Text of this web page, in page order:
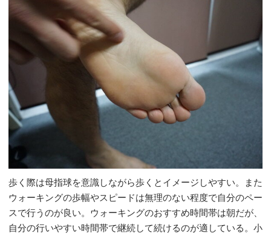
歩く際は母指球を意識しながら歩くとイメージしやすい。また
ウォーキングの歩幅やスピードは無理のない程度で自分のペー
スで行うのが良い。ウォーキングのおすすめ時間帯は朝だが、
自分の行いやすい時間帯で継続して続けるのが適している。小